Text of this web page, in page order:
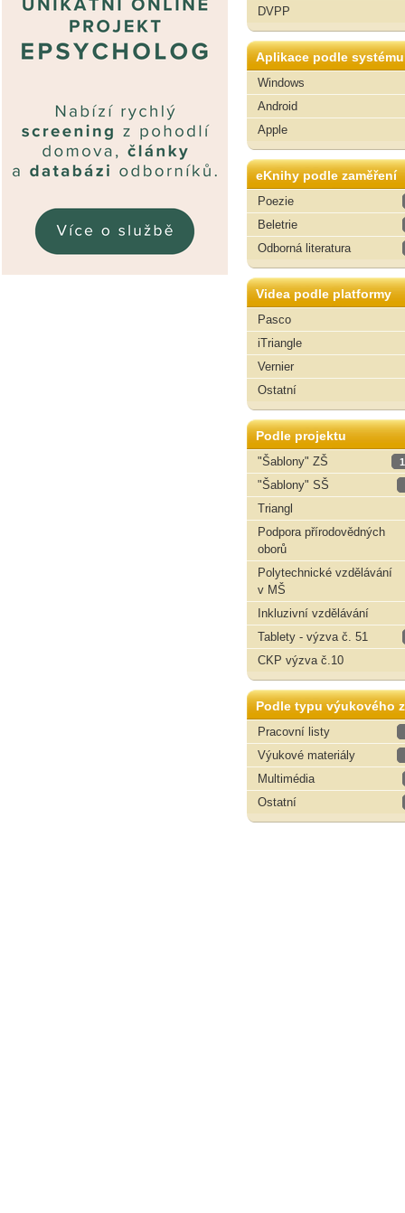
DVPP
Aplikace podle systému
Windows
Android
Apple
eKnihy podle zaměření
Poezie
Beletrie
Odborná literatura
Videa podle platformy
Pasco
iTriangle
Vernier
Ostatní
Podle projektu
"Šablony" ZŠ
"Šablony" SŠ
Triangl
Podpora přírodovědných
oborů
Polytechnické vzdělávání
v MŠ
Inkluzivní vzdělávání
Tablety - výzva č. 51
CKP výzva č.10
Podle typu výukového
Pracovní listy
Výukové materiály
Multimédia
Ostatní